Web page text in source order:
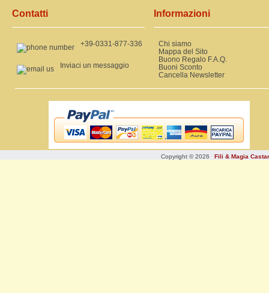
Contatti
+39-0331-877-336
Inviaci un messaggio
Informazioni
Chi siamo
Mappa del Sito
Buono Regalo F.A.Q.
Buoni Sconto
Cancella Newsletter
Copyright © 2026 Fili & Magia